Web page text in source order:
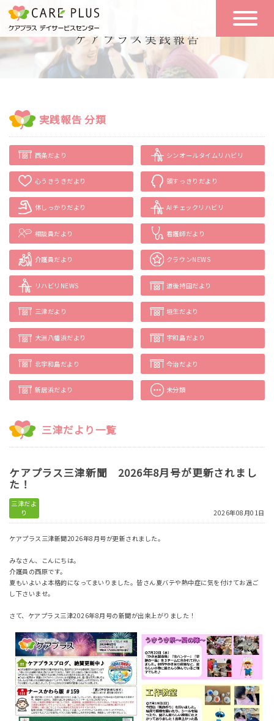
こんな方に
おすすめ
一日の流れ
一日体験
リクルート
お問い合わせ
実践報告 分類
西条だより シンオールタイムリハビリ
心うきうきだより 頭すっきりだより
体しっかりだより AIチェックリハビリ
相談員だより 看護師だより
介護員だより クラウンNEWS
リハビリNEWS 道後持田だより
三津だより 垣生だより
大洲八幡浜だより 宇和島だより
北宇和島だより 今治だより
新居浜だより 未分類
三津だより一覧
ケアプラス三津新聞 2026年8月号が更新されまし
た！
三津だよ
り
2026年08月01日
ケアプラス三津新聞2026年8月号が更新されました。
みなさん、こんにちは。
介護員の西原です。
夏もいよいよ本格的になってまいりました。皆さん夏バテや熱中症に気を付けてお過ご
し下さいませ。
さて、ケアプラス三津2026年8月号の新聞が出来上がりました！